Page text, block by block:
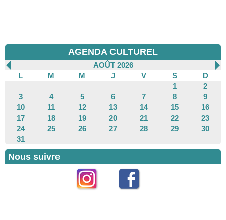
AGENDA CULTUREL
AOÛT 2026
L
M M J V S
D
1
2
3
4 5 6 7 8
9
10
11 12 13 14 15
16
17
18 19 20 21 22
23
24
25 26 27 28 29
30
31
Nous suivre